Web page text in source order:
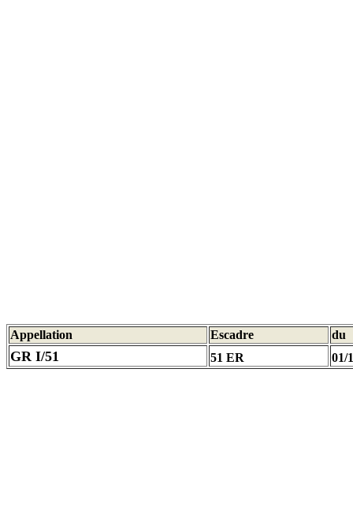
Appellation Escadre du
GR I/51 51 ER 01/